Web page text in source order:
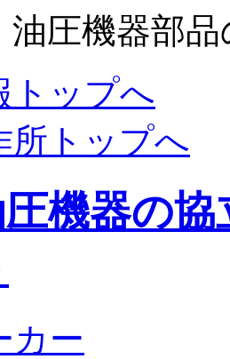
油圧機器部
トップへ
所トップへ
圧機器の
カー